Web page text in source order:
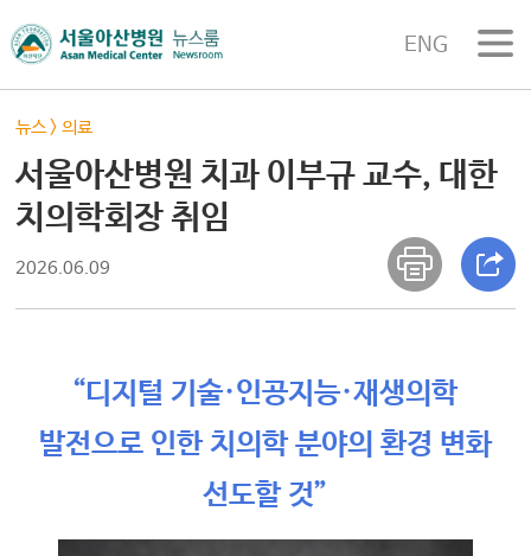
ENG
뉴스 >의료
서울아산병원 치과 이부규 교수, 대한
치의학회장 취임
2026.06.09
“디지털 기술·인공지능·재생의학
발전으로 인한 치의학 분야의 환경 변화
선도할 것”